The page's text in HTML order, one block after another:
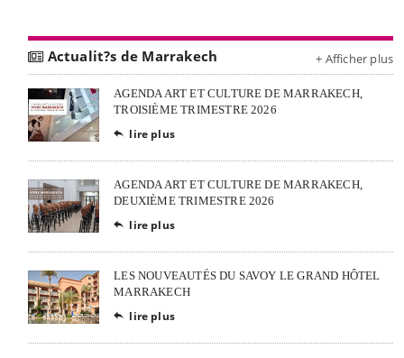
Actualit?s de Marrakech + Afficher plus
AGENDA ART ET CULTURE DE MARRAKECH,
TROISIÈME TRIMESTRE 2026
 lire plus
AGENDA ART ET CULTURE DE MARRAKECH,
DEUXIÈME TRIMESTRE 2026
 lire plus
LES NOUVEAUTÉS DU SAVOY LE GRAND HÔTEL
MARRAKECH
 lire plus